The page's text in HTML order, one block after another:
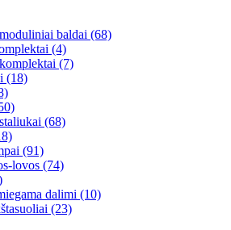
baldai (68)
(4)
(7)
(18)
(68)
(91)
lovos (74)
dalimi (10)
(23)